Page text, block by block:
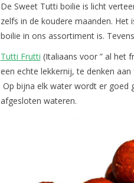
De Sweet Tutti boilie is licht
zelfs in de koudere maanden.
boilie in ons assortiment is.
Tutti Frutti (Italiaans voor ” al het
een echte lekkernij, te denken
Op bijna elk water wordt er goed
afgesloten wateren.